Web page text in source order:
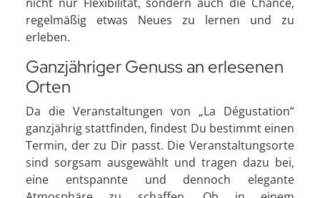
regelmäßig etwas Neues zu lernen und zu
erleben.
Ganzjähriger Genuss an erlesenen
Orten
Da die Veranstaltungen von „La Dégustation“
ganzjährig stattfinden, findest Du bestimmt einen
Termin, der zu Dir passt. Die Veranstaltungsorte
sind sorgsam ausgewählt und tragen dazu bei,
eine entspannte und dennoch elegante